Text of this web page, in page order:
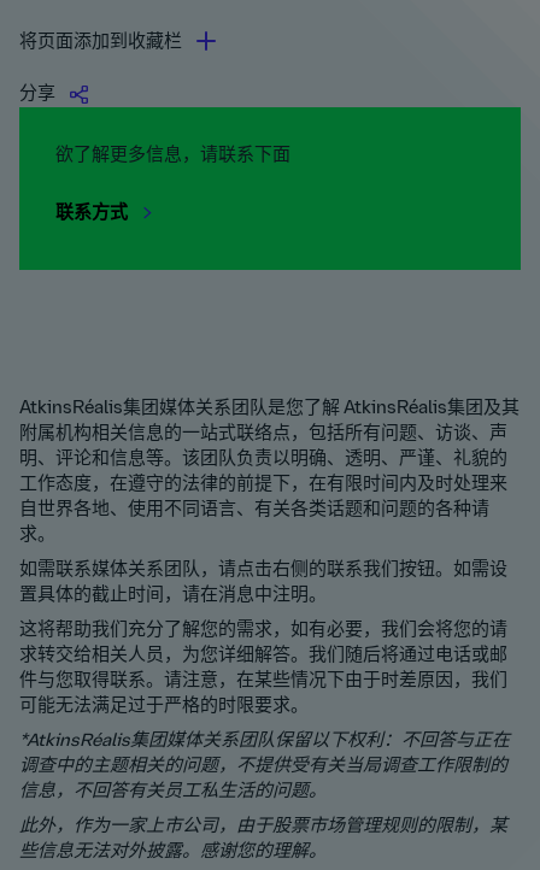
将页面添加到收藏栏
分享
欲了解更多信息，请联系下面
联系方式
AtkinsRéalis集团媒体关系团队是您了解 AtkinsRéalis集团及其
附属机构相关信息的一站式联络点，包括所有问题、访谈、声
明、评论和信息等。该团队负责以明确、透明、严谨、礼貌的
工作态度，在遵守的法律的前提下，在有限时间内及时处理来
自世界各地、使用不同语言、有关各类话题和问题的各种请
求。
如需联系媒体关系团队，请点击右侧的联系我们按钮。如需设
置具体的截止时间，请在消息中注明。
这将帮助我们充分了解您的需求，如有必要，我们会将您的请
求转交给相关人员，为您详细解答。我们随后将通过电话或邮
件与您取得联系。请注意，在某些情况下由于时差原因，我们
可能无法满足过于严格的时限要求。
*AtkinsRéalis集团媒体关系团队保留以下权利：不回答与正在
调查中的主题相关的问题，不提供受有关当局调查工作限制的
信息，不回答有关员工私生活的问题。
此外，作为一家上市公司，由于股票市场管理规则的限制，某
些信息无法对外披露。感谢您的理解。